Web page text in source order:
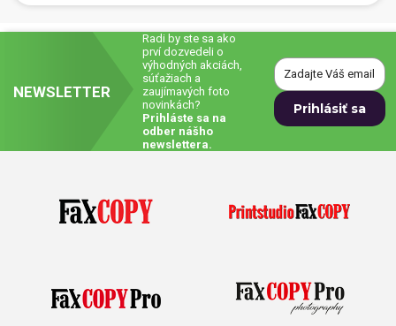
NEWSLETTER
Radi by ste sa ako
prví dozvedeli o
výhodných akciách,
súťažiach a
zaujímavých foto
novinkách?
Prihláste sa na
odber nášho
newslettera.